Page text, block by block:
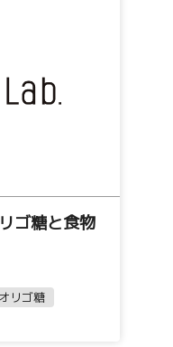
ゴ糖と食物
リゴ糖